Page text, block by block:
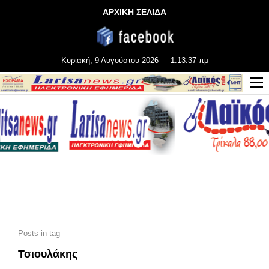
ΑΡΧΙΚΗ ΣΕΛΙΔΑ
Κυριακή, 9 Αυγούστου 2026 1:13:37 πμ
Posts in tag
Τσιουλάκης